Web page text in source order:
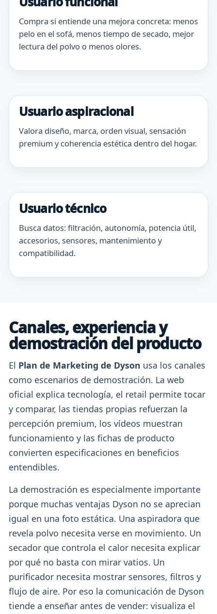
Compra si entiende una mejora concreta: menos
pelo en el sofá, menos tiempo de secado, mejor
lectura del polvo o menos olores.
Usuario aspiracional
Valora diseño, marca, orden visual, sensación
premium y coherencia estética dentro del hogar.
Usuario técnico
Busca datos: filtración, autonomía, potencia útil,
accesorios, sensores, mantenimiento y
compatibilidad.
Canales, experiencia y
demostración del producto
El Plan de Marketing de Dyson usa los canales
como escenarios de demostración. La web
oficial explica tecnología, el retail permite tocar
y comparar, las tiendas propias refuerzan la
percepción premium, los vídeos muestran
funcionamiento y las fichas de producto
convierten especificaciones en beneficios
entendibles.
La demostración es especialmente importante
porque muchas ventajas Dyson no se aprecian
igual en una foto estática. Una aspiradora que
revela polvo necesita verse en movimiento. Un
secador que controla el calor necesita explicar
por qué no basta con mirar vatios. Un
purificador necesita mostrar sensores, filtros y
flujo de aire. Por eso la comunicación de Dyson
tiende a enseñar antes de vender: visualiza el